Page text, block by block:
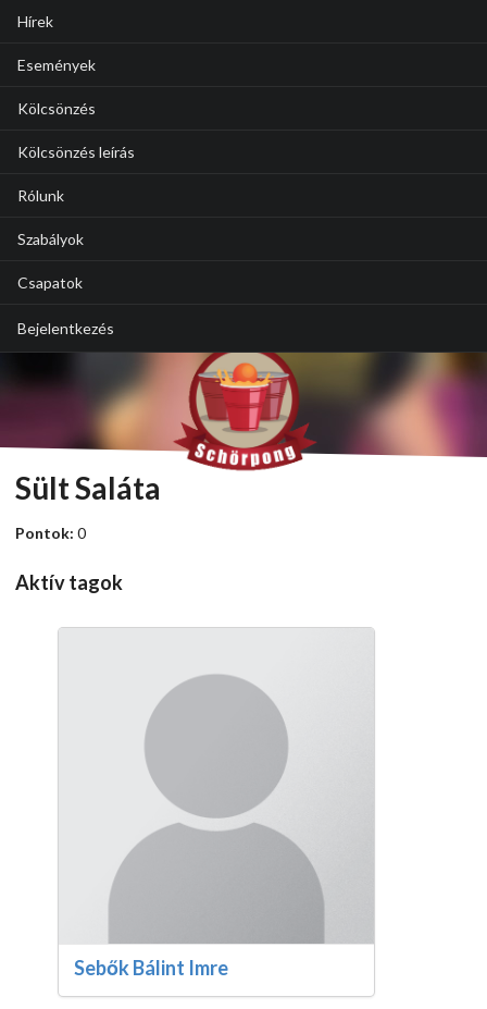
Hírek
Események
Kölcsönzés
Kölcsönzés leírás
Rólunk
Szabályok
Csapatok
Bejelentkezés
Sült Saláta
Pontok: 0
Aktív tagok
Sebők Bálint Imre